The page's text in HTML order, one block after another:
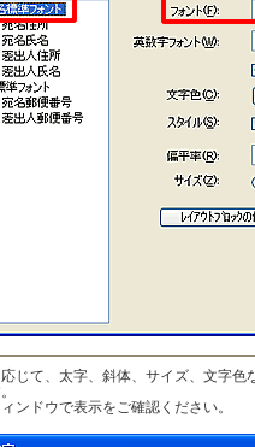
じて、太字、斜体、サイズ、文字
ンドウで表示をご確認ください。